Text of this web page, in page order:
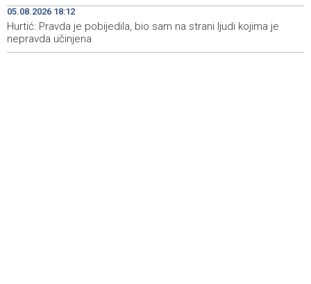
19:05
Prosecutor's Office indicts former Court of BiH
employee for alleged embezzlement
05.08.2026 18:12
Hurtić: Pravda je pobijedila, bio sam na strani ljudi kojima je
nepravda učinjena